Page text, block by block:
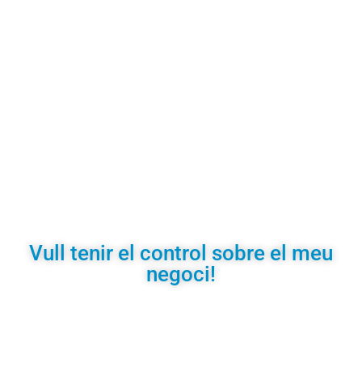
Vull tenir el control sobre el meu
negoci!